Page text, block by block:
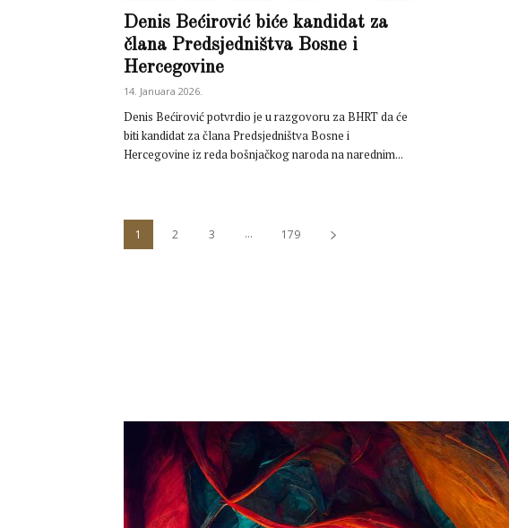
Denis Bećirović biće kandidat za
člana Predsjedništva Bosne i
Hercegovine
14. Januara 2026.
Denis Bećirović potvrdio je u razgovoru za BHRT da će
biti kandidat za člana Predsjedništva Bosne i
Hercegovine iz reda bošnjačkog naroda na narednim...
1 2 3 ... 179